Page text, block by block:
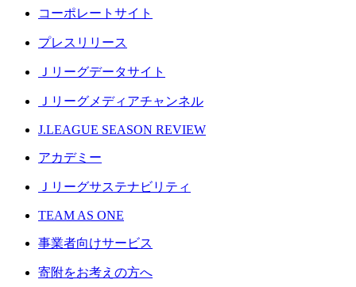
コーポレートサイト
プレスリリース
Ｊリーグデータサイト
Ｊリーグメディアチャンネル
J.LEAGUE SEASON REVIEW
アカデミー
Ｊリーグサステナビリティ
TEAM AS ONE
事業者向けサービス
寄附をお考えの方へ